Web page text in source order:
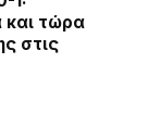
και τώρα
στις